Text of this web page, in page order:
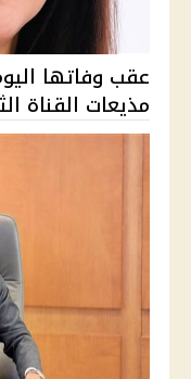
عقب وفاتها
مذيعات القناة